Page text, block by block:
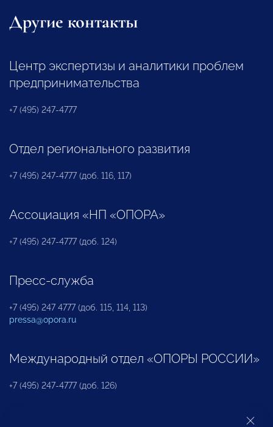
Другие контакты
Центр экспертизы и аналитики проблем
предпринимательства
+7 (495) 247-4777
Отдел регионального развития
+7 (495) 247-4777 (доб. 116, 117)
Ассоциация «НП «ОПОРА»
+7 (495) 247-4777 (доб. 124)
Пресс-служба
+7 (495) 247 4777 (доб. 115, 114, 113)
pressa@opora.ru
Международный отдел «ОПОРЫ РОССИИ»
+7 (495) 247-4777 (доб. 126)